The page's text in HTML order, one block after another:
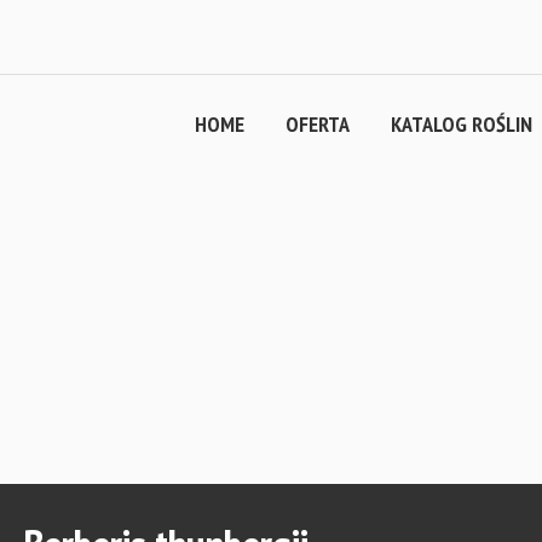
HOME OFERTA KATALOG ROŚLIN